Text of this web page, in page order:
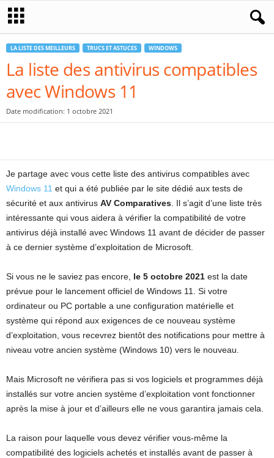
LA LISTE DES MEILLEURS TRUCS ET ASTUCES WINDOWS
La liste des antivirus compatibles
avec Windows 11
Date modification: 1 octobre 2021
Je partage avec vous cette liste des antivirus compatibles avec
Windows 11 et qui a été publiée par le site dédié aux tests de
sécurité et aux antivirus AV Comparatives . Il s’agit d’une liste très
intéressante qui vous aidera à vérifier la compatibilité de votre
antivirus déjà installé avec Windows 11 avant de décider de passer
à ce dernier système d’exploitation de Microsoft.
Si vous ne le saviez pas encore, le 5 octobre 2021 est la date
prévue pour le lancement officiel de Windows 11. Si votre
ordinateur ou PC portable a une configuration matérielle et
système qui répond aux exigences de ce nouveau système
d’exploitation, vous recevrez bientôt des notifications pour mettre à
niveau votre ancien système (Windows 10) vers le nouveau.
Mais Microsoft ne vérifiera pas si vos logiciels et programmes déjà
installés sur votre ancien système d’exploitation vont fonctionner
après la mise à jour et d’ailleurs elle ne vous garantira jamais cela.
La raison pour laquelle vous devez vérifier vous-même la
compatibilité des logiciels achetés et installés avant de passer à